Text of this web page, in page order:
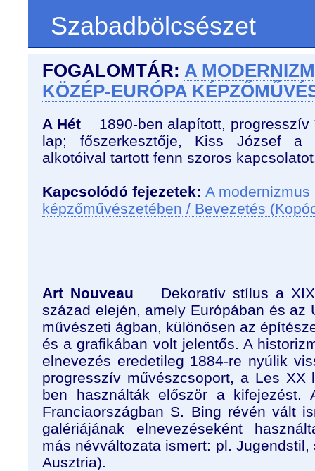
Szabadbölcsészet
FOGALOMTÁR: A
KÖZÉP-EURÓPA
A Hét
1890-ben alapított, progresszív
lap; főszerkesztője, Kiss József a
alkotóival tartott fenn szoros
Kapcsolódó fejezetek: A
képzőművészetében / Bevezetés
Art Nouveau
Dekoratív stílus a
század elején, amely Európában és az
művészeti ágban, különösen az
és a grafikában volt jelentős. A
elnevezés eredetileg 1884-re nyúlik
progresszív művészcsoport, a Les
ben használták először a kifejezést.
Franciaországban S. Bing révén vált
galériájának elnevezéseként
más névváltozata ismert: pl.
Ausztria).